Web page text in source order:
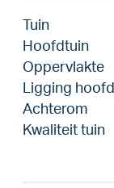
Tuin
Hoofdtuin
Oppervlakte
Ligging
Achterom
Kwaliteit tuin